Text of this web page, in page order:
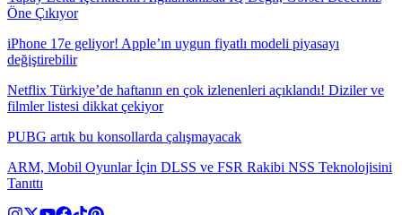
Öne Çıkıyor
iPhone 17e geliyor! Apple’ın uygun fiyatlı modeli piyasayı
değiştirebilir
Netflix Türkiye’de haftanın en çok izlenenleri açıklandı! Diziler ve
filmler listesi dikkat çekiyor
PUBG artık bu konsollarda çalışmayacak
ARM, Mobil Oyunlar İçin DLSS ve FSR Rakibi NSS Teknolojisini
Tanıttı